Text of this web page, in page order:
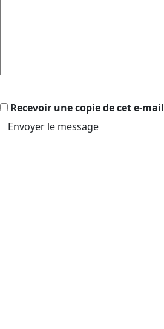
Recevoir une copie de cet e-mail
Envoyer le message